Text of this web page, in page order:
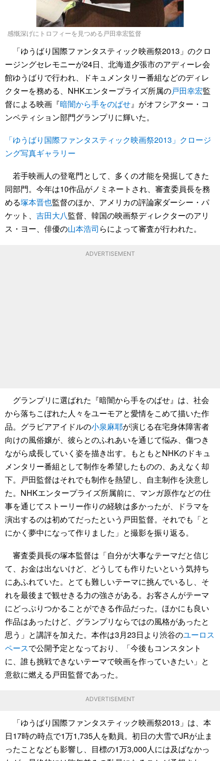
感慨深げにトロフィーを見つめる戸田幸宏監督
「ゆうばり国際ファンタスティック映画祭2013」のクロ
ージングセレモニーが24日、北海道夕張市のアディーレ会
館ゆうばりで行われ、ドキュメンタリー番組などのディレ
クターを務める、NHKエンタープライズ所属の戸田幸宏監
督による映画『暗闇から手をのばせ』がオフシアター・コ
ンペティション部門グランプリに輝いた。
「ゆうばり国際ファンタスティック映画祭2013」クロージ
ング写真ギャラリー
若手映画人の登竜門として、多くの才能を発掘してきた
同部門。今年は10作品がノミネートされ、審査委員長を務
める塚本晋也監督のほか、アメリカの評論家ダーシー・パ
ケット、 吉田大八監督、韓国の映画祭ディレクターのアリ
ス・ヨー、俳優の山本浩司らによって審査が行われた。
ADVERTISEMENT
グランプリに選ばれた『暗闇から手をのばせ』は、社会
から落ちこぼれた人々をユーモアと愛情をこめて描いた作
品。グラビアアイドルの小泉麻耶が演じる在宅身体障害者
向けの風俗嬢が、彼らとのふれあいを通じて悩み、傷つき
ながら成長していく姿を描き出す。もともとNHKのドキュ
メンタリー番組として制作を希望したものの、あえなく却
下。戸田監督はそれでも制作を熱望し、自主制作を決意し
た。NHKエンタープライズ所属前に、マンガ原作などの仕
事を通じてストーリー作りの経験は多かったが、ドラマを
演出するのは初めてだったという戸田監督。それでも「と
にかく夢中になって作りました」と撮影を振り返る。
審査委員長の塚本監督は「自分が大事なテーマだと信じ
て、お金は出ないけど、どうしても作りたいという気持ち
にあふれていた。とても難しいテーマに挑んでいるし、そ
れを最後まで観せきる力の強さがある。お客さんがテーマ
にどっぷりつかることができる作品だった。ほかにも良い
作品はあったけど、グランプリならではの風格があったと
思う」と講評を加えた。本作は3月23日より渋谷のユーロス
ペースで公開予定となっており、「今後もコンスタント
に、誰も挑戦できないテーマで映画を作っていきたい」と
意欲に燃える戸田監督であった。
ADVERTISEMENT
「ゆうばり国際ファンタスティック映画祭2013」は、本
日17時の時点で1万1,735人を動員。初日の大雪でJRが止ま
ったことなども影響し、目標の1万3,000人には及ばなかっ